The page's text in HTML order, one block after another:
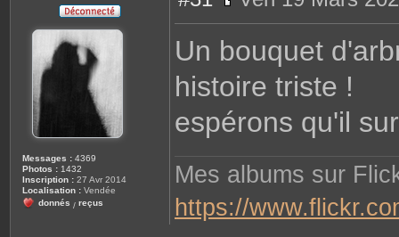
a
c
t
e
r
S
Messages : 4369
Photos : 1432
Inscription : 27 Avr 2014
Localisation : Vendée
donnés / reçus
e
a
e
Un bouquet
histoire triste !
espérons qu'il
Mes albums sur
https://